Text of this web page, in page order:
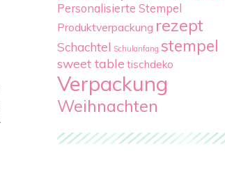
Personalisierte Stempel
Produktverpackung rezept
Schachtel Schulanfang stempel
sweet table tischdeko
Verpackung
Weihnachten